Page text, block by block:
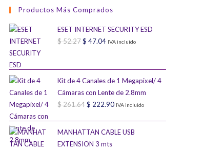
Productos Más Comprados
ESET INTERNET SECURITY ESD
$52.27El
era:
$ 52.27.
$ 47.04El
es:
$ 47.04.
IVA incluido
Kit de 4 Canales de 1 Megapixel/ 4
Cámaras con Lente de 2.8mm
$261.64El
original
era:
$ 222.90El
actual
IVA incluido
MANHATTAN CABLE USB
EXTENSION 3 mts